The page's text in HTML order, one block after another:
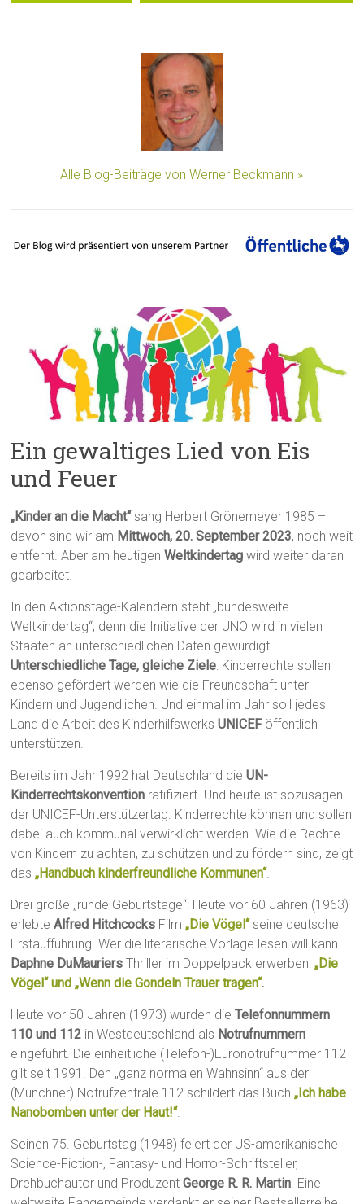
Alle Blog-Beiträge von Werner Beckmann »
Ein gewaltiges Lied von Eis
und Feuer
„Kinder an die Macht“sang Herbert Grönemeyer 1985 –
davon sind wir am Mittwoch, 20. September 2023, noch weit
entfernt. Aber am heutigenWeltkindertag wird weiter daran
gearbeitet.
In den Aktionstage-Kalendern steht „bundesweite
Weltkindertag“, denn die Initiative der UNO wird in vielen
Staaten an unterschiedlichen Daten gewürdigt.
Unterschiedliche Tage, gleiche Ziele: Kinderrechte sollen
ebenso gefördert werden wie die Freundschaft unter
Kindern und Jugendlichen. Und einmal im Jahr soll jedes
Land die Arbeit des KinderhilfswerksUNICEFöffentlich
unterstützen.
Bereits im Jahr 1992 hat Deutschland dieUN-
Kinderrechtskonvention ratifiziert. Und heute ist sozusagen
der UNICEF-Unterstützertag. Kinderrechte können und sollen
dabei auch kommunal verwirklicht werden. Wie die Rechte
von Kindern zu achten, zu schützen und zu fördern sind, zeigt
das„Handbuch kinderfreundliche Kommunen“.
Drei große „runde Geburtstage“: Heute vor 60 Jahren (1963)
erlebteAlfred Hitchcocks Film„Die Vögel“seine deutsche
Erstaufführung. Wer die literarische Vorlage lesen will kann
Daphne DuMauriers Thriller im Doppelpack erwerben:„Die
Vögel“ und „Wenn die Gondeln Trauer tragen“.
Heute vor 50 Jahren (1973) wurden dieTelefonnummern
110 und 112 in Westdeutschland als Notrufnummern
eingeführt. Die einheitliche (Telefon-)Euronotrufnummer 112
gilt seit 1991. Den „ganz normalen Wahnsinn“ aus der
(Münchner) Notrufzentrale 112 schildert das Buch„Ich habe
Nanobomben unter der Haut!“.
Seinen 75. Geburtstag (1948) feiert der US-amerikanische
Science-Fiction-, Fantasy- und Horror-Schriftsteller,
Drehbuchautor und ProduzentGeorge R. R. Martin. Eine